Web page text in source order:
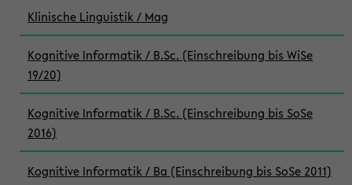
Klinische Linguistik / Mag
Kognitive Informatik / B.Sc. (Einschreibung bis WiSe
19/20)
Kognitive Informatik / B.Sc. (Einschreibung bis SoSe
2016)
Kognitive Informatik / Ba (Einschreibung bis SoSe 2011)